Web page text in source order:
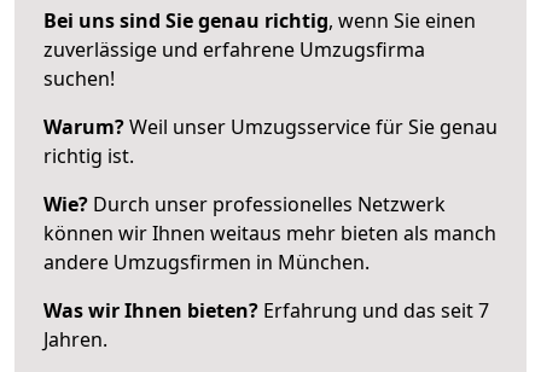
Bei uns sind Sie genau richtig, wenn Sie einen
zuverlässige und erfahrene Umzugsfirma
suchen!
Warum?Weil unser Umzugsservice für Sie genau
richtig ist.
Wie? Durch unser professionelles Netzwerk
können wir Ihnen weitaus mehr bieten als manch
andere Umzugsfirmen in München.
Was wir Ihnen bieten? Erfahrung und das seit 7
Jahren.